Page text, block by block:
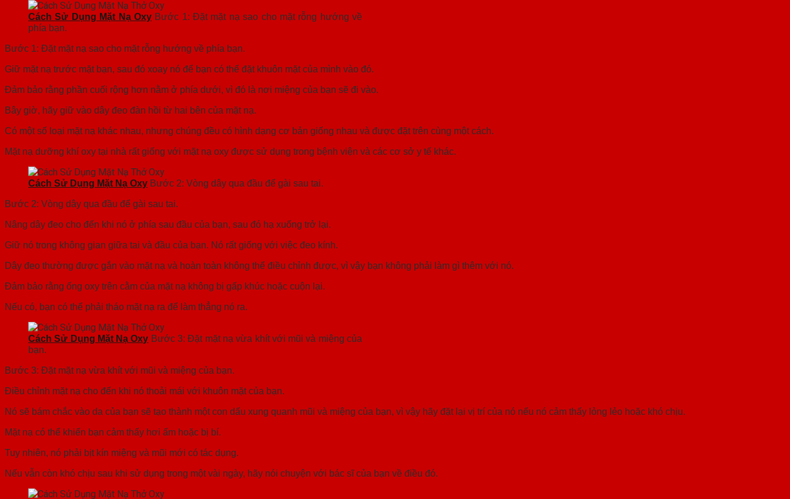
Cách Sử Dụng Mặt Nạ Oxy Bước 1: Đặt mặt nạ sao cho mặt rỗng hướng về
phía bạn.
Bước 1: Đặt mặt nạ sao cho mặt rỗng hướng về phía bạn.
Giữ mặt nạ trước mặt bạn, sau đó xoay nó để bạn có thể đặt khuôn mặt của mình vào đó.
Đảm bảo rằng phần cuối rộng hơn nằm ở phía dưới, vì đó là nơi miệng của bạn sẽ đi vào.
Bây giờ, hãy giữ vào dây đeo đàn hồi từ hai bên của mặt nạ.
Có một số loại mặt nạ khác nhau, nhưng chúng đều có hình dạng cơ bản giống nhau và được đặt trên cùng một cách.
Mặt nạ dưỡng khí oxy tại nhà rất giống với mặt nạ oxy được sử dụng trong bệnh viện và các cơ sở y tế khác.
Cách Sử Dụng Mặt Nạ Oxy Bước 2: Vòng dây qua đầu để gài sau tai.
Bước 2: Vòng dây qua đầu để gài sau tai.
Nâng dây đeo cho đến khi nó ở phía sau đầu của bạn, sau đó hạ xuống trở lại.
Giữ nó trong không gian giữa tai và đầu của bạn. Nó rất giống với việc đeo kính.
Dây đeo thường được gắn vào mặt nạ và hoàn toàn không thể điều chỉnh được, vì vậy bạn không phải làm gì thêm với nó.
Đảm bảo rằng ống oxy trên cằm của mặt nạ không bị gấp khúc hoặc cuộn lại.
Nếu có, bạn có thể phải tháo mặt nạ ra để làm thẳng nó ra.
Cách Sử Dụng Mặt Nạ Oxy Bước 3: Đặt mặt nạ vừa khít với mũi và miệng của
bạn.
Bước 3: Đặt mặt nạ vừa khít với mũi và miệng của bạn.
Điều chỉnh mặt nạ cho đến khi nó thoải mái với khuôn mặt của bạn.
Nó sẽ bám chắc vào da của bạn sẽ tạo thành một con dấu xung quanh mũi và miệng của bạn, vì vậy hãy đặt lại vị trí của nó nếu nó cảm thấy lỏng lẻo hoặc khó chịu.
Mặt nạ có thể khiến bạn cảm thấy hơi ấm hoặc bị bí.
Tuy nhiên, nó phải bịt kín miệng và mũi mới có tác dụng.
Nếu vẫn còn khó chịu sau khi sử dụng trong một vài ngày, hãy nói chuyện với bác sĩ của bạn về điều đó.